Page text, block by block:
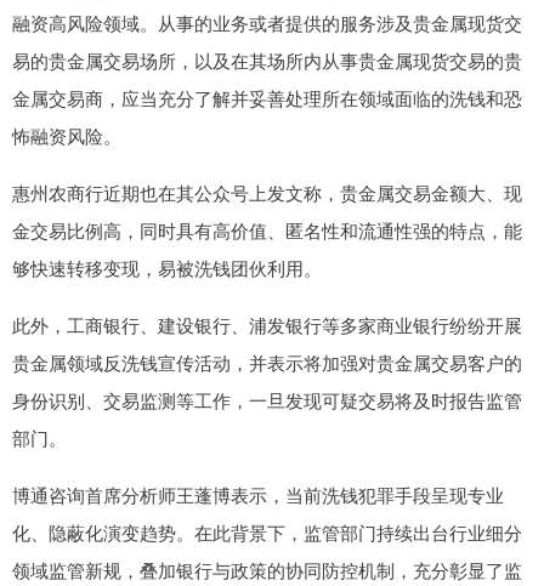
融资高风险领域。从事的业务或者提供的服务涉及贵金属现货交
易的贵金属交易场所，以及在其场所内从事贵金属现货交易的贵
金属交易商，应当充分了解并妥善处理所在领域面临的洗钱和恐
怖融资风险。
惠州农商行近期也在其公众号上发文称，贵金属交易金额大、现
金交易比例高，同时具有高价值、匿名性和流通性强的特点，能
够快速转移变现，易被洗钱团伙利用。
此外，工商银行、建设银行、浦发银行等多家商业银行纷纷开展
贵金属领域反洗钱宣传活动，并表示将加强对贵金属交易客户的
身份识别、交易监测等工作，一旦发现可疑交易将及时报告监管
部门。
博通咨询首席分析师王蓬博表示，当前洗钱犯罪手段呈现专业
化、隐蔽化演变趋势。在此背景下，监管部门持续出台行业细分
领域监管新规，叠加银行与政策的协同防控机制，充分彰显了监